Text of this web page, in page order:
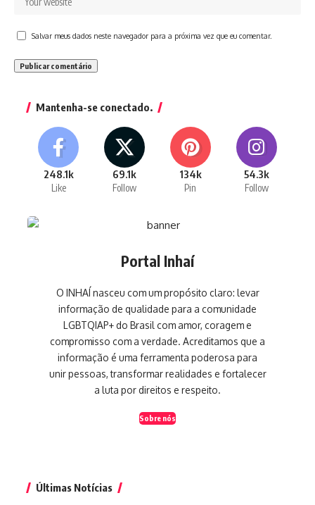
Salvar meus dados neste navegador para a próxima vez que eu comentar.
Mantenha-se conectado.
248.1k
Like
69.1k
Follow
134k
Pin
54.3k
Follow
Portal Inhaí
O INHAÍ nasceu com um propósito claro: levar
informação de qualidade para a comunidade
LGBTQIAP+ do Brasil com amor, coragem e
compromisso com a verdade. Acreditamos que a
informação é uma ferramenta poderosa para
unir pessoas, transformar realidades e fortalecer
a luta por direitos e respeito.
Sobre nós
Últimas Notícias